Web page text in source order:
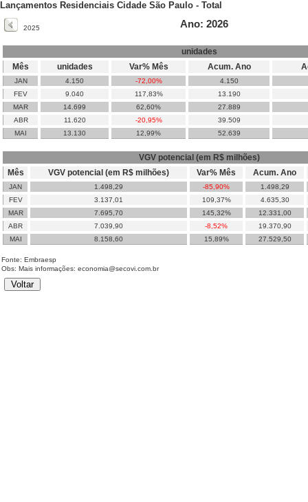
Lançamentos Residenciais Cidade São Paulo - Total
2025 Ano: 2026
unidades
Mês
unidades Var% Mês Acum. Ano
JAN 4.150 -72,00%
4.150
FEV
9.040 117,83%
13.190
MAR
14.699 62,60%
27.889
ABR
11.620 -20,95%
39.509
MAI
13.130 12,99% 52.639
VGV potencial (em R$ milhões)
Mês
VGV potencial (em R$ milhões) Var% Mês Acum. Ano
JAN 1.498,29 -85,90%
1.498,29
FEV
3.137,01 109,37%
4.635,30
MAR
7.695,70 145,32%
12.331,00
ABR
7.039,90 -8,52%
19.370,90
MAI
8.158,60 15,89% 27.529,50
Fonte: Embraesp
Obs: Mais informações: economia@secovi.com.br